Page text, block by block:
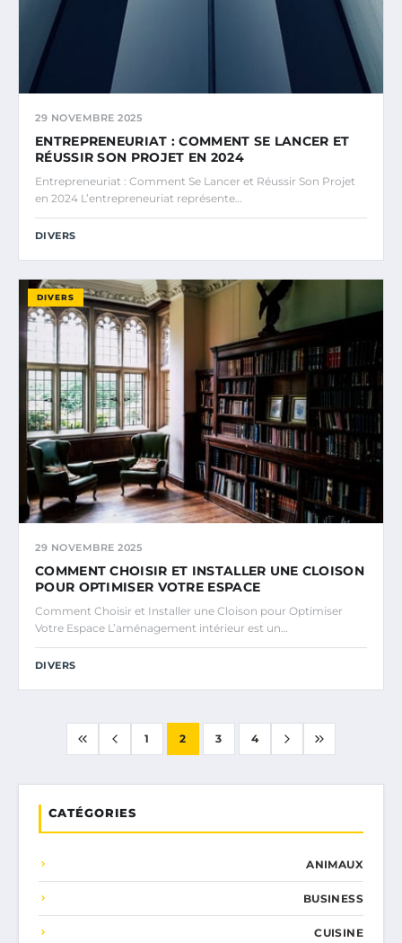
29 NOVEMBRE 2025
ENTREPRENEURIAT : COMMENT SE LANCER ET
RÉUSSIR SON PROJET EN 2024
Entrepreneuriat : Comment Se Lancer et Réussir Son Projet
en 2024 L’entrepreneuriat représente…
DIVERS
DIVERS
29 NOVEMBRE 2025
COMMENT CHOISIR ET INSTALLER UNE CLOISON
POUR OPTIMISER VOTRE ESPACE
Comment Choisir et Installer une Cloison pour Optimiser
Votre Espace L’aménagement intérieur est un…
DIVERS
1 2 3 4
CATÉGORIES
ANIMAUX
BUSINESS
CUISINE